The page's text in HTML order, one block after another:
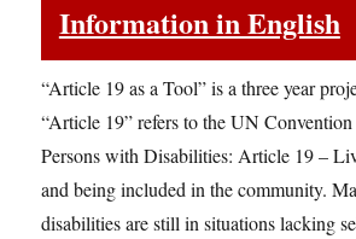
Information in English
“Article 19 as a Tool” is a three year
“Article 19” refers to the UN
Persons with Disabilities: Article 19 –
and being included in the community.
disabilities are still in situations lacking